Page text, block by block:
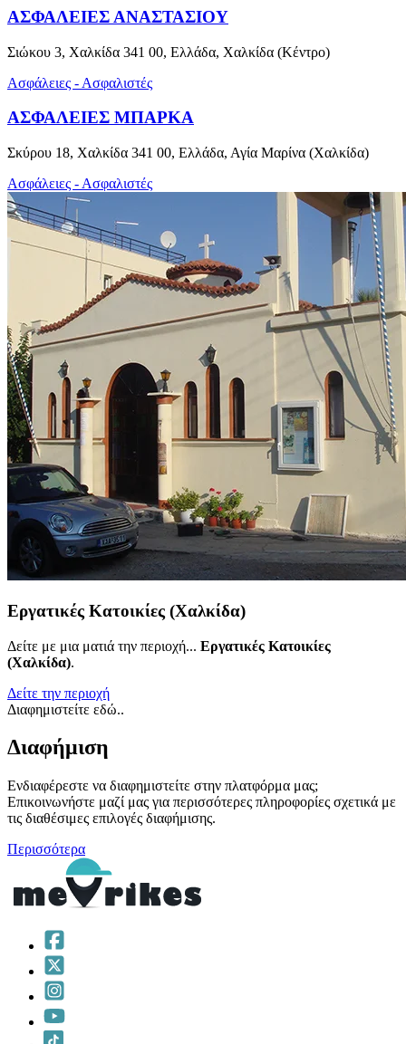
ΑΣΦΑΛΕΙΕΣ ΑΝΑΣΤΑΣΙΟΥ
Σιώκου 3, Χαλκίδα 341 00, Ελλάδα, Χαλκίδα (Κέντρο)
Ασφάλειες - Ασφαλιστές
ΑΣΦΑΛΕΙΕΣ ΜΠΑΡΚΑ
Σκύρου 18, Χαλκίδα 341 00, Ελλάδα, Αγία Μαρίνα (Χαλκίδα)
Ασφάλειες - Ασφαλιστές
Εργατικές Κατοικίες (Χαλκίδα)
Δείτε με μια ματιά την περιοχή... Εργατικές Κατοικίες
(Χαλκίδα).
Δείτε την περιοχή
Διαφημιστείτε εδώ..
Διαφήμιση
Ενδιαφέρεστε να διαφημιστείτε στην πλατφόρμα μας;
Επικοινωνήστε μαζί μας για περισσότερες πληροφορίες σχετικά με
τις διαθέσιμες επιλογές διαφήμισης.
Περισσότερα